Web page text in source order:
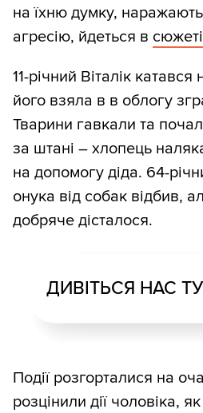
на їхню думку,
агресію, йдеться в
11-річний Віталік
його взяла в в облогу
Тварини гавкали та
за штані – хлопець
на допомогу діда. 64-
онука від собак відбив,
добряче дісталося.
ДИВІТЬСЯ НАС
Події розгорталися на
розцінили дії чоловіка,